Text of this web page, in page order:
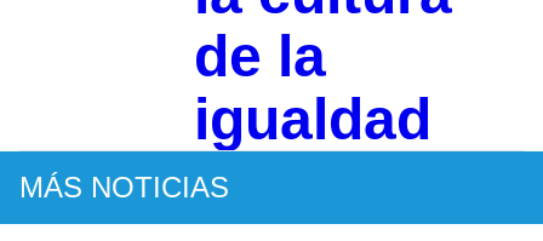
de la
igualdad
MÁS NOTICIAS